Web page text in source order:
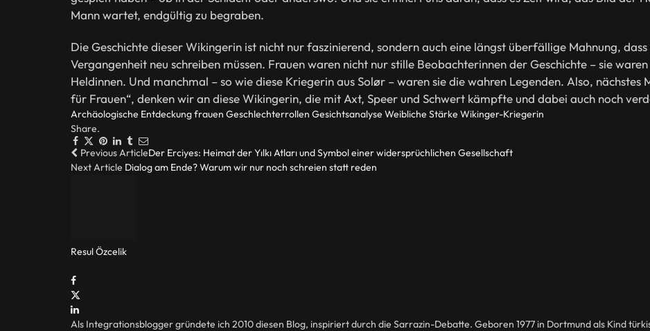
Mann wartet, endgültig zu begraben.
Die Geschichte dieser Wikingerin ist nicht nur faszinierend, sondern auch eine längst überfällige Mahnung,
Vergangenheit neu schreiben müssen. Frauen waren nicht nur stille Beobachterinnen der Geschichte – sie
Heldinnen. Und manchmal – so wie diese Kriegerin aus Solør – waren sie die wahren Legenden. Also, nächstes
für Frauen“, denken wir an diese Wikingerin, die mit Axt, Speer und Schwert kämpfte und dabei auch noch
Archäologische Entdeckungfrauen Geschlechterrollen Gesichtsanalyse Weibliche Stärke Wikinger-Kriegerin
Share.
Facebook
TwitterPinterestLinkedIn
Tumblr
Email
Previous ArticleDer Erciyes: Heimat der Yılkı Atları und Symbol einer widersprüchlichen Gesellschaft
Next Article Dialog am Ende? Warum wir nur noch schreien statt reden
Resul Özcelik
Facebook
LinkedIn
Als Integrationsblogger gründete ich 2010 diesen Blog, inspiriert durch die Sarrazin-Debatte. Geboren 1977 in Dortmund als Kind